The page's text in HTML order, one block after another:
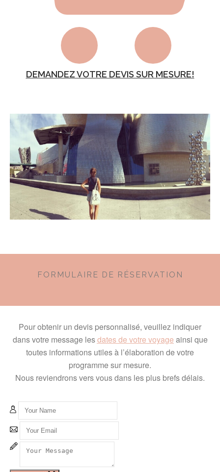
DEMANDEZ VOTRE DEVIS SUR MESURE!
FORMULAIRE DE RÉSERVATION
Pour obtenir un devis personnalisé, veuillez indiquer
dans votre message lesdates de votre voyage ainsi que
toutes informations utiles à l’élaboration de votre
programme sur mesure.
Nous reviendrons vers vous dans les plus brefs délais.